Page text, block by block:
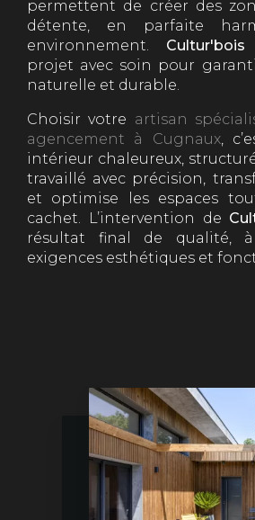
permettent de créer des
détente, en parfaite
environnement. Cultur'bois
projet avec soin pour
naturelle et durable.
Choisir votre artisan
agencement à Cugnaux,
intérieur chaleureux,
travaillé avec précision,
et optimise les espaces
cachet. L’intervention de
résultat final de qualité,
exigences esthétiques et